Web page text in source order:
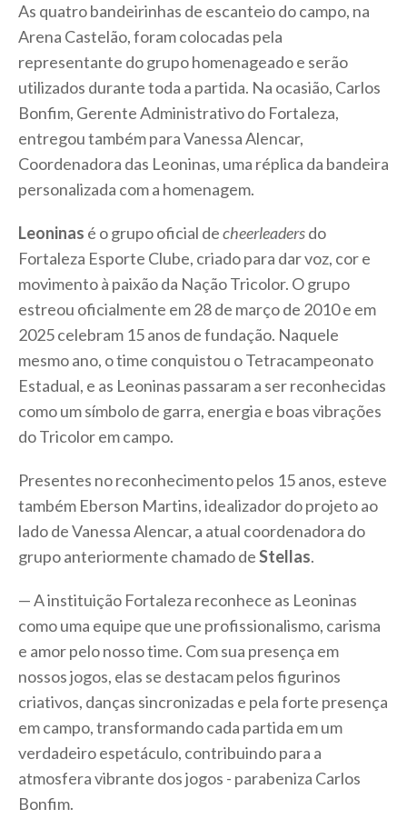
As quatro bandeirinhas de escanteio do campo, na
Arena Castelão, foram colocadas pela
representante do grupo homenageado e serão
utilizados durante toda a partida. Na ocasião, Carlos
Bonfim, Gerente Administrativo do Fortaleza,
entregou também para Vanessa Alencar,
Coordenadora das Leoninas, uma réplica da bandeira
personalizada com a homenagem.
Leoninas é o grupo oficial decheerleadersdo
Fortaleza Esporte Clube, criado para dar voz, cor e
movimento à paixão da Nação Tricolor. O grupo
estreou oficialmente em 28 de março de 2010 e em
2025 celebram 15 anos de fundação. Naquele
mesmo ano, o time conquistou o Tetracampeonato
Estadual, e as Leoninas passaram a ser reconhecidas
como um símbolo de garra, energia e boas vibrações
do Tricolor em campo.
Presentes no reconhecimento pelos 15 anos, esteve
também Eberson Martins, idealizador do projeto ao
lado de Vanessa Alencar, a atual coordenadora do
grupo anteriormente chamado deStellas.
— A instituição Fortaleza reconhece as Leoninas
como uma equipe que une profissionalismo, carisma
e amor pelo nosso time. Com sua presença em
nossos jogos, elas se destacam pelos figurinos
criativos, danças sincronizadas e pela forte presença
em campo, transformando cada partida em um
verdadeiro espetáculo, contribuindo para a
atmosfera vibrante dos jogos - parabeniza Carlos
Bonfim.